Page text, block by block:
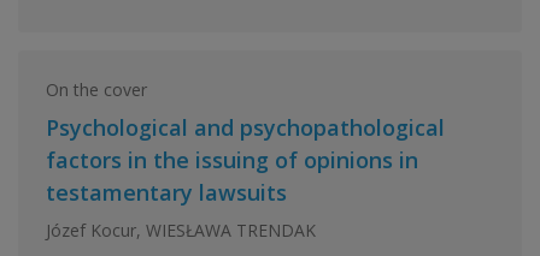
On the cover
Psychological and psychopathological
factors in the issuing of opinions in
testamentary lawsuits
Józef Kocur, WIESŁAWA TRENDAK